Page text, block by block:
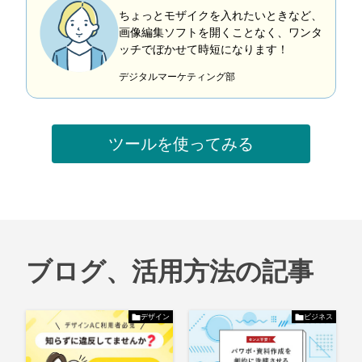
ちょっとモザイクを入れたいときなど、
画像編集ソフトを開くことなく、ワンタ
ッチでぼかせて時短になります！
デジタルマーケティング部
ツールを使ってみる
ブログ、活用方法の記事
デザイン ビジネス